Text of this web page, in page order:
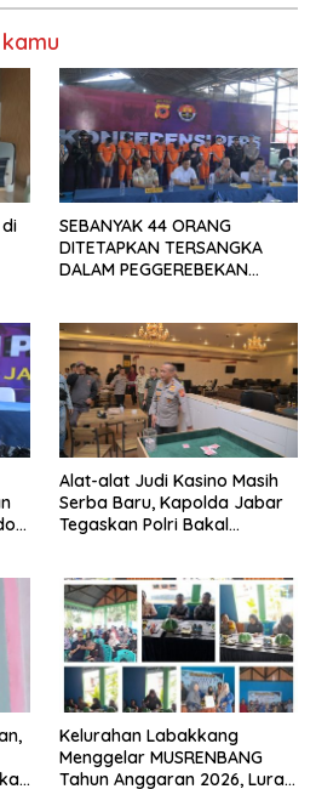
direalisasikan”
SEBANYAK 44 ORANG
DITETAPKAN TERSANGKA
DALAM PEGGEREBEKAN
Alat-alat Judi Kasino Masih
Serba Baru, Kapolda Jabar
Tegaskan Polri Bakal
Kelurahan Labakkang
Menggelar MUSRENBANG
Tahun Anggaran 2026, Lurah